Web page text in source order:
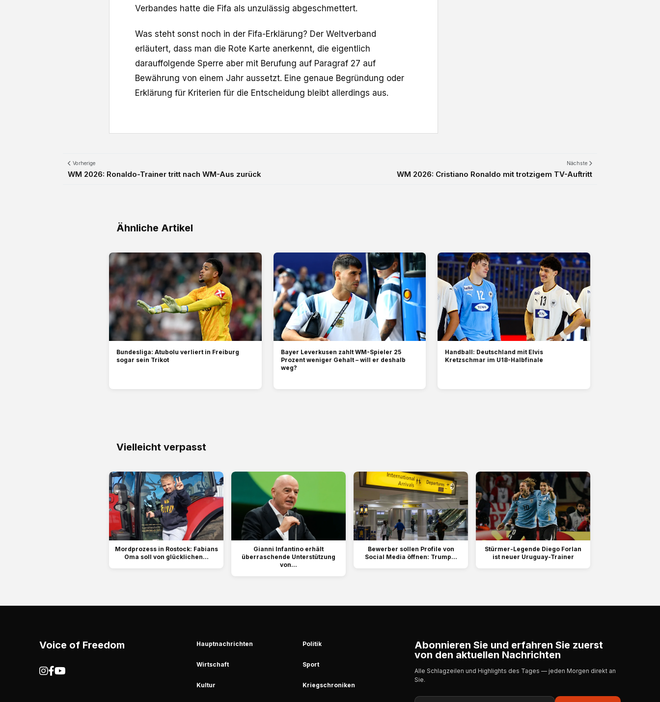
Verbandes hatte die Fifa als unzulässig abgeschmettert.
Was steht sonst noch in der Fifa-Erklärung? Der Weltverband
erläutert, dass man die Rote Karte anerkennt, die eigentlich
darauffolgende Sperre aber mit Berufung auf Paragraf 27 auf
Bewährung von einem Jahr aussetzt. Eine genaue Begründung oder
Erklärung für Kriterien für die Entscheidung bleibt allerdings aus.
Vorherige
WM 2026: Ronaldo-Trainer tritt nach WM-Aus zurück
Nächste
WM 2026: Cristiano Ronaldo mit trotzigem TV-Auftritt
Ähnliche Artikel
Bundesliga: Atubolu verliert in Freiburg
sogar sein Trikot
Bayer Leverkusen zahlt WM-Spieler 25
Prozent weniger Gehalt – will er deshalb
weg?
Handball: Deutschland mit Elvis
Kretzschmar im U18-Halbfinale
Vielleicht verpasst
Mordprozess in Rostock: Fabians
Oma soll von glücklichen...
Gianni Infantino erhält
überraschende Unterstützung
von...
Bewerber sollen Profile von
Social Media öffnen: Trump...
Stürmer-Legende Diego Forlan
ist neuer Uruguay-Trainer
Voice of Freedom Hauptnachrichten Politik
Wirtschaft Sport
Kultur Kriegschroniken
Abonnieren Sie und erfahren Sie zuerst
von den aktuellen Nachrichten
Alle Schlagzeilen und Highlights des Tages — jeden Morgen direkt an
Sie.